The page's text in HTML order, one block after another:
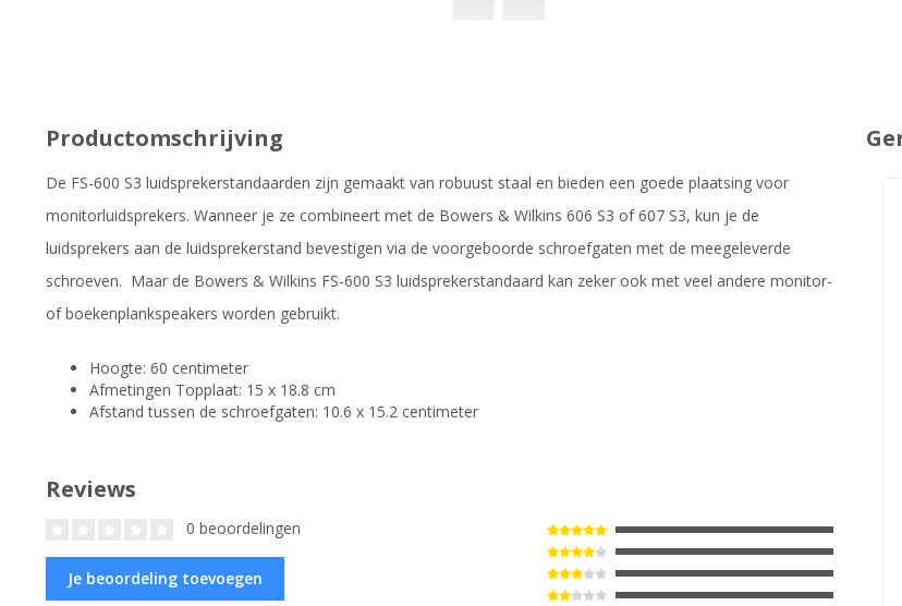
Productomschrijving
De FS-600 S3 luidsprekerstandaarden zijn gemaakt van robuust staal en bieden een goede plaatsing voor
monitorluidsprekers. Wanneer je ze combineert met de Bowers & Wilkins 606 S3 of 607 S3, kun je de
luidsprekers aan de luidsprekerstand bevestigen via de voorgeboorde schroefgaten met de meegeleverde
schroeven. Maar de Bowers & Wilkins FS-600 S3 luidsprekerstandaard kan zeker ook met veel andere monitor-
of boekenplankspeakers worden gebruikt.
Hoogte: 60 centimeter
Afmetingen Topplaat: 15 x 18.8 cm
Afstand tussen de schroefgaten: 10.6 x 15.2 centimeter
Reviews
0 beoordelingen
Je beoordeling toevoegen